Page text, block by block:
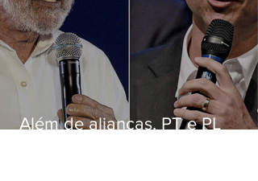
Além de alianças, PT e PL